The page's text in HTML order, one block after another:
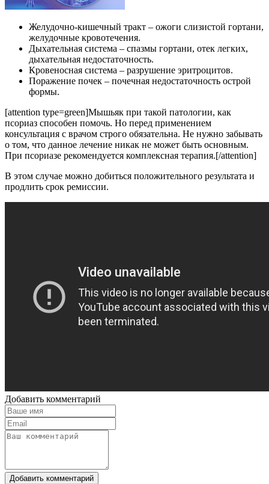
Желудочно-кишечный тракт – ожоги слизистой гортани,
желудочные кровотечения.
Дыхательная система – спазмы гортани, отек легких,
дыхательная недостаточность.
Кровеносная система – разрушение эритроцитов.
Поражение почек – почечная недостаточность острой
формы.
[attention type=green]Мышьяк при такой патологии, как
псориаз способен помочь. Но перед применением
консультация с врачом строго обязательна. Не нужно забывать
о том, что данное лечение никак не может быть основным.
При псориазе рекомендуется комплексная терапия.[/attention]
В этом случае можно добиться положительного результата и
продлить срок ремиссии.
Добавить комментарий
Добавить комментарий